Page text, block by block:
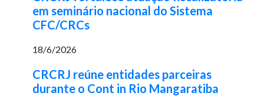
em seminário nacional do Sistema
CFC/CRCs
18/6/2026
CRCRJ reúne entidades parceiras
durante o Cont in Rio Mangaratiba